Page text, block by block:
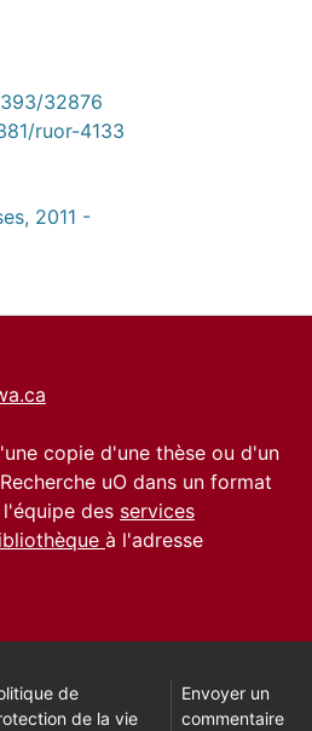
32876
ruor-4133
2011 -
copie d'une thèse ou d'un
uO dans un format
des services
à l'adresse
de
de la vie
Envoyer un
commentaire